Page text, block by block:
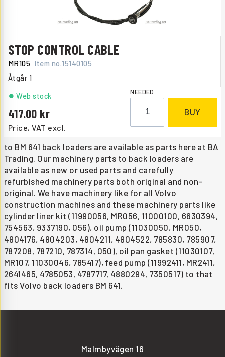
STOP CONTROL CABLE
MR105 Item no.15140105
Åtgår 1
Price, VAT excl.
417.00
Web stock NEEDED
BUY
to BM 641 back loaders are available as parts here at BA
Trading. Our machinery parts to back loaders are
available as new or used parts and carefully
refurbished machinery parts both original and non-
original. We have machinery like for all Volvo
construction machines and these machinery parts like
cylinder liner kit (11990056, MR056, 11000100, 6630394,
754563, 9337190, 056), oil pump (11030050, MR050,
4804176, 4804203, 4804211, 4804522, 785830, 785907,
787208, 787210, 787314, 050), oil pan gasket (11030107,
MR107, 11030046, 785417), feed pump (11992411, MR2411,
2641465, 4785053, 4787717, 4880294, 7350517) to that
fits Volvo back loaders BM 641.
Malmbyvägen 16